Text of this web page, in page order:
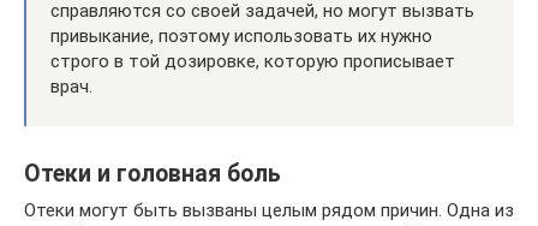
справляются со своей задачей, но могут вызвать
привыкание, поэтому использовать их нужно
строго в той дозировке, которую прописывает
врач.
Отеки и головная боль
Отеки могут быть вызваны целым рядом причин. Одна из